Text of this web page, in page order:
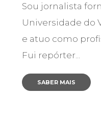
Sou jornalista
Universidade do
e atuo como
Fui repórter...
SABER MAIS